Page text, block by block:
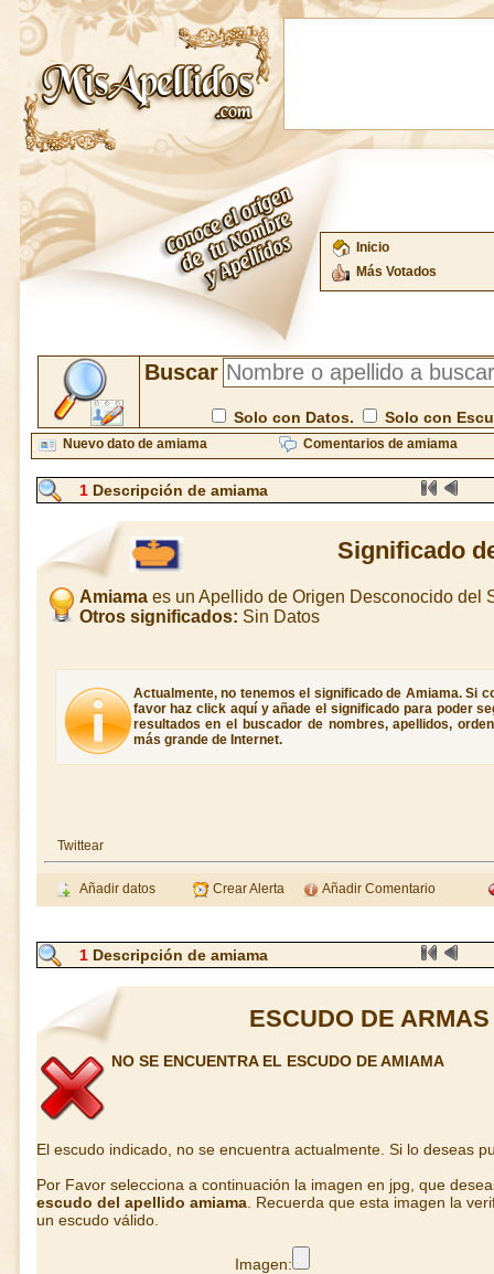
Inicio
Más Votados
Buscar
Solo con Datos. Solo con
Nuevo dato de amiama Comentarios de amiama
1 Descripción de amiama
Significado
Amiamaes un Apellido de Origen Desconocido del
Otros significados: Sin Datos
Actualmente, no tenemos el significado de Amiama. Si
favor haz click aquí y añade el significado para poder
resultados en el buscador de nombres, apellidos,
más grande de Internet.
Twittear
Añadir datos Crear Alerta Añadir Comentario
1 Descripción de amiama
ESCUDO DE
NO SE ENCUENTRA EL ESCUDO DE AMIAMA
El escudo indicado, no se encuentra actualmente. Si lo deseas
Por Favor selecciona a continuación la imagen en jpg, que
escudo del apellido amiama . Recuerda que esta imagen la
un escudo válido.
Imagen: